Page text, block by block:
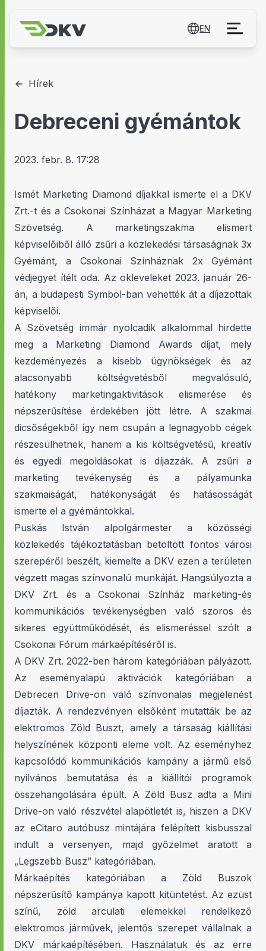
EN
Hírek
Debreceni gyémántok
2023. febr. 8. 17:28
Ismét Marketing Diamond díjakkal ismerte el a DKV
Zrt.-t és a Csokonai Színházat a Magyar Marketing
Szövetség. A marketingszakma elismert
képviselőiből álló zsűri a közlekedési társaságnak 3x
Gyémánt, a Csokonai Színháznak 2x Gyémánt
védjegyet ítélt oda. Az okleveleket 2023. január 26-
án, a budapesti Symbol-ban vehették át a díjazottak
képviselői.
A Szövetség immár nyolcadik alkalommal hirdette
meg a Marketing Diamond Awards díjat, mely
kezdeményezés a kisebb ügynökségek és az
alacsonyabb költségvetésből megvalósuló,
hatékony marketingaktivitások elismerése és
népszerűsítése érdekében jött létre. A szakmai
dicsőségekből így nem csupán a legnagyobb cégek
részesülhetnek, hanem a kis költségvetésű, kreatív
és egyedi megoldásokat is díjazzák. A zsűri a
marketing tevékenység és a pályamunka
szakmaiságát, hatékonyságát és hatásosságát
ismerte el a gyémántokkal.
Puskás István alpolgármester a közösségi
közlekedés tájékoztatásban betöltött fontos városi
szerepéről beszélt, kiemelte a DKV ezen a területen
végzett magas színvonalú munkáját. Hangsúlyozta a
DKV Zrt. és a Csokonai Színház marketing-és
kommunikációs tevékenységben való szoros és
sikeres együttműködését, és elismeréssel szólt a
Csokonai Fórum márkaépítéséről is.
A DKV Zrt. 2022-ben három kategóriában pályázott.
Az eseményalapú aktivációk kategóriában a
Debrecen Drive-on való színvonalas megjelenést
díjazták. A rendezvényen elsőként mutatták be az
elektromos Zöld Buszt, amely a társaság kiállítási
helyszínének központi eleme volt. Az eseményhez
kapcsolódó kommunikációs kampány a jármű első
nyilvános bemutatása és a kiállítói programok
összehangolására épült. A Zöld Busz adta a Mini
Drive-on való részvétel alapötletét is, hiszen a DKV
az eCitaro autóbusz mintájára felépített kisbusszal
indult a versenyen, majd győzelmet aratott a
„Legszebb Busz” kategóriában.
Márkaépítés kategóriában a Zöld Buszok
népszerűsítő kampánya kapott kitüntetést. Az ezüst
színű, zöld arculati elemekkel rendelkező
elektromos járművek, jelentős szerepet vállalnak a
DKV márkaépítésében. Használatuk és az erre